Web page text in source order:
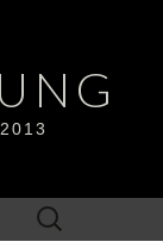
Suchen
nach: